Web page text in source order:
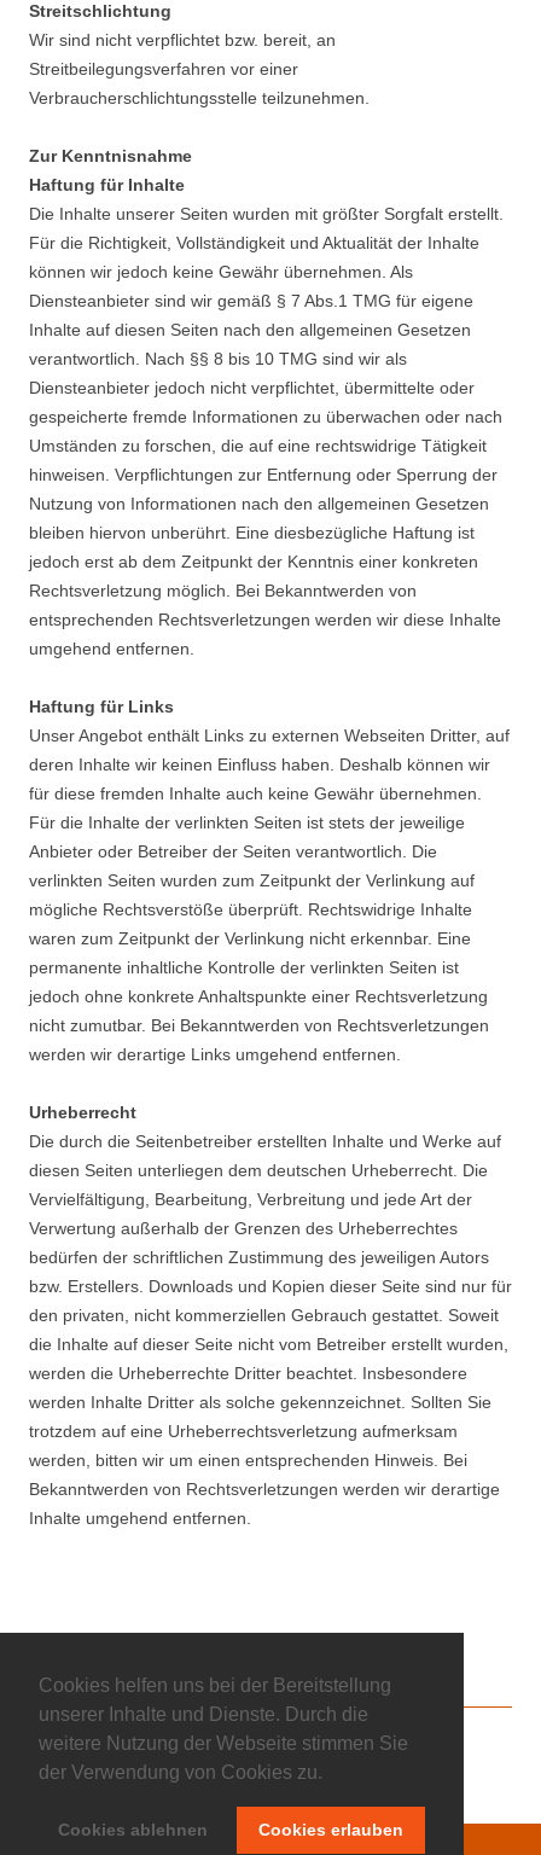
Cookies helfen uns bei der Bereitstellung
unserer Inhalte und Dienste. Durch die
weitere Nutzung der Webseite stimmen Sie
der Verwendung von Cookies zu.
Cookies ablehnen Cookies erlauben
Streitschlichtung
Wir sind nicht verpflichtet bzw. bereit, an
Streitbeilegungsverfahren vor einer
Verbraucherschlichtungsstelle teilzunehmen.
Zur Kenntnisnahme
Haftung für Inhalte
Die Inhalte unserer Seiten wurden mit größter Sorgfalt erstellt.
Für die Richtigkeit, Vollständigkeit und Aktualität der Inhalte
können wir jedoch keine Gewähr übernehmen. Als
Diensteanbieter sind wir gemäß § 7 Abs.1 TMG für eigene
Inhalte auf diesen Seiten nach den allgemeinen Gesetzen
verantwortlich. Nach §§ 8 bis 10 TMG sind wir als
Diensteanbieter jedoch nicht verpflichtet, übermittelte oder
gespeicherte fremde Informationen zu überwachen oder nach
Umständen zu forschen, die auf eine rechtswidrige Tätigkeit
hinweisen. Verpflichtungen zur Entfernung oder Sperrung der
Nutzung von Informationen nach den allgemeinen Gesetzen
bleiben hiervon unberührt. Eine diesbezügliche Haftung ist
jedoch erst ab dem Zeitpunkt der Kenntnis einer konkreten
Rechtsverletzung möglich. Bei Bekanntwerden von
entsprechenden Rechtsverletzungen werden wir diese Inhalte
umgehend entfernen.
Haftung für Links
Unser Angebot enthält Links zu externen Webseiten Dritter, auf
deren Inhalte wir keinen Einfluss haben. Deshalb können wir
für diese fremden Inhalte auch keine Gewähr übernehmen.
Für die Inhalte der verlinkten Seiten ist stets der jeweilige
Anbieter oder Betreiber der Seiten verantwortlich. Die
verlinkten Seiten wurden zum Zeitpunkt der Verlinkung auf
mögliche Rechtsverstöße überprüft. Rechtswidrige Inhalte
waren zum Zeitpunkt der Verlinkung nicht erkennbar. Eine
permanente inhaltliche Kontrolle der verlinkten Seiten ist
jedoch ohne konkrete Anhaltspunkte einer Rechtsverletzung
nicht zumutbar. Bei Bekanntwerden von Rechtsverletzungen
werden wir derartige Links umgehend entfernen.
Urheberrecht
Die durch die Seitenbetreiber erstellten Inhalte und Werke auf
diesen Seiten unterliegen dem deutschen Urheberrecht. Die
Vervielfältigung, Bearbeitung, Verbreitung und jede Art der
Verwertung außerhalb der Grenzen des Urheberrechtes
bedürfen der schriftlichen Zustimmung des jeweiligen Autors
bzw. Erstellers. Downloads und Kopien dieser Seite sind nur für
den privaten, nicht kommerziellen Gebrauch gestattet. Soweit
die Inhalte auf dieser Seite nicht vom Betreiber erstellt wurden,
werden die Urheberrechte Dritter beachtet. Insbesondere
werden Inhalte Dritter als solche gekennzeichnet. Sollten Sie
trotzdem auf eine Urheberrechtsverletzung aufmerksam
werden, bitten wir um einen entsprechenden Hinweis. Bei
Bekanntwerden von Rechtsverletzungen werden wir derartige
Inhalte umgehend entfernen.
NEWSLETTER EMPFEHLENSWERT
IMPRESSUM
DATENSCHUTZ